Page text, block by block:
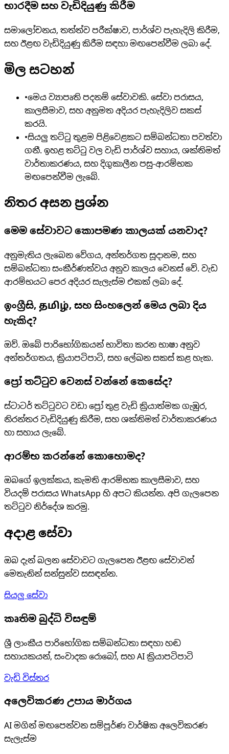
භාරදීම සහ වැඩිදියුණු කිරීම
සමාලෝචනය, තත්ත්ව පරීක්ෂාව, පාර්ශ්ව පැහැදිලි කිරීම,
සහ ඊළඟ වැඩිදියුණු කිරීම සඳහා මඟපෙන්වීම ලබා දේ.
මිල සටහන්
•මෙය ව්‍යාපෘති පදනම් සේවාවකි. සේවා පරාසය,
කාලසීමාව, සහ අනුමත අදියර පැහැදිලිව සකස්
කරයි.
•සියලු තට්ටු තුළම පිළිවෙළකට සම්බන්ධතා පවත්වා
ගනී. ඉහළ තට්ටු වල වැඩි පාර්ශ්ව සහාය, ශක්තිමත්
වාර්තාකරණය, සහ දිගුකාලීන පසු-ආරම්භක
මඟපෙන්වීම ලැබේ.
නිතර අසන ප්‍රශ්න
මෙම සේවාවට කොපමණ කාලයක් යනවාද?
අනුමැතිය ලැබෙන වේගය, අන්තර්ගත සූදානම, සහ
සම්බන්ධතා සංකීර්ණත්වය අනුව කාලය වෙනස් වේ. වැඩ
ආරම්භයට පෙර අදියර සැලැස්ම එකක් ලබා දේ.
ඉංග්‍රීසි, தமிழ், සහ සිංහලෙන් මෙය ලබා දිය
හැකිද?
ඔව්. ඔබේ පාරිභෝගිකයන් භාවිතා කරන භාෂා අනුව
අන්තර්ගතය, ක්‍රියාපටිපාටි, සහ ලේඛන සකස් කළ හැක.
ප්‍රෝ තට්ටුව වෙනස් වන්නේ කෙසේද?
ස්ටාටර් තට්ටුවට වඩා ප්‍රෝ තුළ වැඩි ක්‍රියාත්මක ගැඹුර,
නිරන්තර වැඩිදියුණු කිරීම, සහ ශක්තිමත් වාර්තාකරණය
හා සහාය ලැබේ.
ආරම්භ කරන්නේ කොහොමද?
ඔබගේ ඉලක්කය, කැමති ආරම්භක කාලසීමාව, සහ
වියදම් පරාසය WhatsApp හි අපට කියන්න. අපි ගැලපෙන
තට්ටුව නිර්දේශ කරමු.
අදාළ සේවා
ඔබ දැන් බලන සේවාවට ගැලපෙන ඊළඟ සේවාවන්
මෙතැනින් සන්සුන්ව සසඳන්න.
සියලු සේවා
කෘතිම බුද්ධි විසඳුම්
ශ්‍රී ලාංකීය පාරිභෝගික සම්බන්ධතා සඳහා හඬ
සහායකයන්, සංවාදක රොබෝ, සහ AI ක්‍රියාපටිපාටි
වැඩි විස්තර
අලෙවිකරණ උපාය මාර්ගය
AI මගින් මඟපෙන්වන සම්පූර්ණ වාර්ෂික අලෙවිකරණ
සැලැස්ම